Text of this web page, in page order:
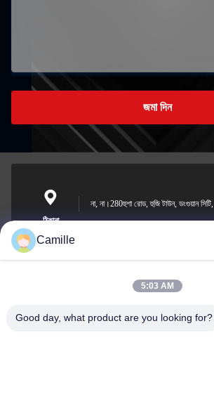
জমা দিন
ঠিকানা
না, না।280হুশা রোড, হুজি টাউন, ডংগুয়ান সিটি,
ই-মেইল
sunny.xu@woolsche.com
Camille
5:03 AM
Good day, what product are you looking for?